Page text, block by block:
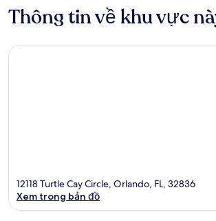
Thông tin về khu vực
12118 Turtle Cay Circle, Orlando, FL, 32836
Xem trong bản đồ